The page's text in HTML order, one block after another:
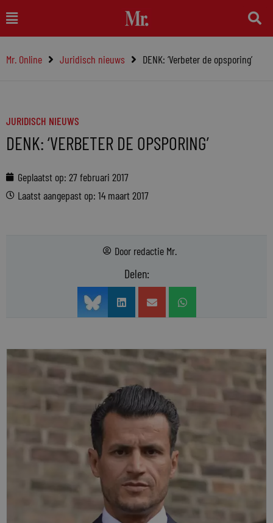
naar
inhoud
Main
Menu
Mr. Online Juridisch nieuws DENK: ‘Verbeter de opsporing’
JURIDISCH NIEUWS
DENK: ‘VERBETER DE OPSPORING’
Geplaatst op: 27 februari 2017
Laatst aangepast op: 14 maart 2017
Door redactie Mr.
Delen: